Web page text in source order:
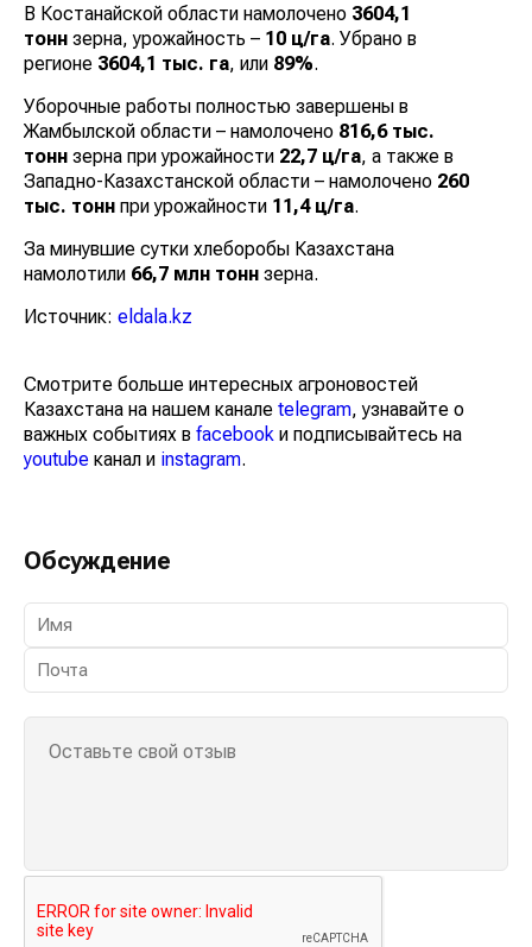
В Костанайской области намолочено 3604,1
тонн зерна, урожайность – 10 ц/га. Убрано в
регионе 3604,1 тыс. га, или 89%.
Уборочные работы полностью завершены в
Жамбылской области – намолочено 816,6 тыс.
тонн зерна при урожайности 22,7 ц/га, а также в
Западно-Казахстанской области – намолочено 260
тыс. тонн при урожайности 11,4 ц/га.
За минувшие сутки хлеборобы Казахстана
намолотили 66,7 млн тонн зерна.
Источник: eldala.kz
Смотрите больше интересных агроновостей
Казахстана на нашем канале telegram, узнавайте о
важных событиях в facebook и подписывайтесь на
youtube канал и instagram.
Обсуждение